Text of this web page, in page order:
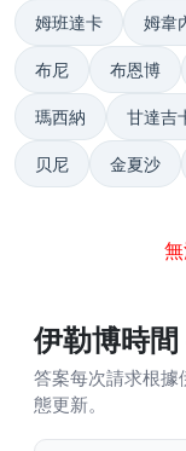
姆班達卡 姆韋
布尼 布恩博
瑪西納 甘達吉
贝尼 金夏沙
伊勒博時
答案每次請求根據
態更新。